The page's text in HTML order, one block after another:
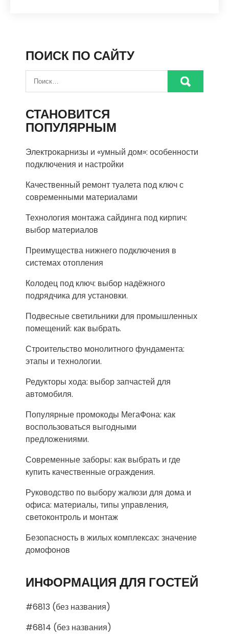
ПОИСК ПО САЙТУ
СТАНОВИТСЯ
ПОПУЛЯРНЫМ
Электрокарнизы и «умный дом»: особенности
подключения и настройки
Качественный ремонт туалета под ключ с
современными материалами
Технология монтажа сайдинга под кирпич:
выбор материалов
Преимущества нижнего подключения в
системах отопления
Колодец под ключ: выбор надёжного
подрядчика для установки.
Подвесные светильники для промышленных
помещений: как выбрать.
Строительство монолитного фундамента:
этапы и технологии.
Редукторы хода: выбор запчастей для
автомобиля.
Популярные промокоды МегаФона: как
воспользоваться выгодными
предложениями.
Современные заборы: как выбрать и где
купить качественные ограждения.
Руководство по выбору жалюзи для дома и
офиса: материалы, типы управления,
светоконтроль и монтаж
Безопасность в жилых комплексах: значение
домофонов
ИНФОРМАЦИЯ ДЛЯ ГОСТЕЙ
#6813 (без названия)
#6814 (без названия)